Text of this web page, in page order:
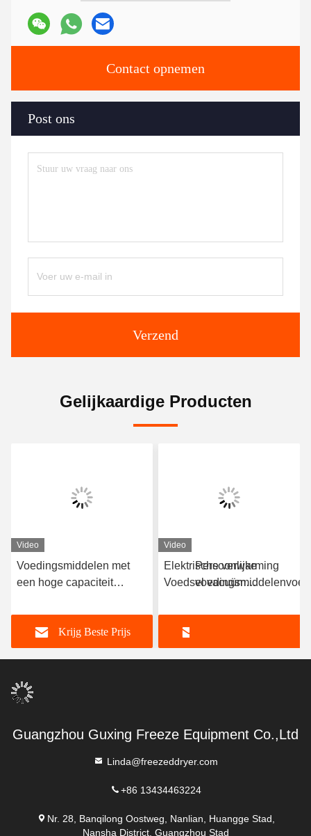
Contact opnemen
Post ons
Verzend
Gelijkaardige Producten
Video
Voedingsmiddelen met
een hoge capaciteit
kg/batch Freeze Dry Fruit
MachineKrijg Beste Prijs
Video
Elektrische verwarming
Voedsel vacuüm
Persoonlijke
Guangzhou Guxing Freeze Equipment Co.,Ltd
Linda@freezeddryer.com
+86 13434463224
Nr. 28, Banqilong Oostweg, Nanlian, Huangge Stad,
Nansha District, Guangzhou Stad